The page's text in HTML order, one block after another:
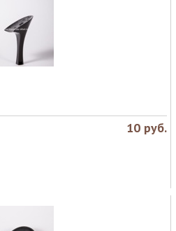
10 руб.